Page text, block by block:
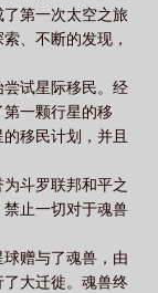
阅读全集 斗罗大陆iv
陆IV终极斗罗魂兽百度百
免费阅读下划式 斗
IV终极斗罗讲的什
IV终极斗罗人物 斗罗
斗罗大陆IV终极斗罗 笔趣
罗介绍 斗罗大陆iv终
第一次太空之旅
、不断的发现，
试星际移民。经
一颗行星的移
移民计划，并且
斗罗联邦和平之
止一切对于魂兽
赠与了魂兽，由
大迁徙。魂兽终